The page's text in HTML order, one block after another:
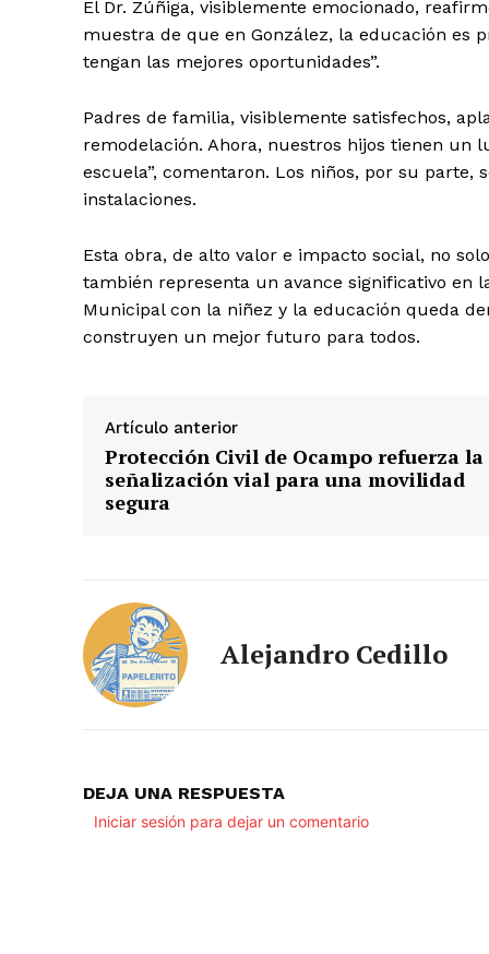
El Dr. Zúñiga, visiblemente emocionado,
muestra de que en González, la educación es
tengan las mejores oportunidades”.
Padres de familia, visiblemente satisfechos,
remodelación. Ahora, nuestros hijos tienen un
escuela”, comentaron. Los niños, por su
instalaciones.
Esta obra, de alto valor e impacto social, no
también representa un avance significativo en
Municipal con la niñez y la educación queda
construyen un mejor futuro para todos.
Artículo anterior
Protección Civil de Ocampo refuerza la
señalización vial para una movilidad
segura
Alejandro Cedillo
DEJA UNA RESPUESTA
Iniciar sesión para dejar un comentario